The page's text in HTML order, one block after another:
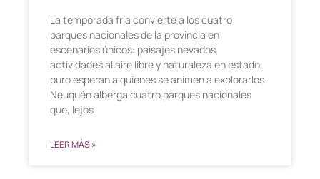
La temporada fría convierte a los cuatro
parques nacionales de la provincia en
escenarios únicos: paisajes nevados,
actividades al aire libre y naturaleza en estado
puro esperan a quienes se animen a explorarlos.
Neuquén alberga cuatro parques nacionales
que, lejos
LEER MÁS »